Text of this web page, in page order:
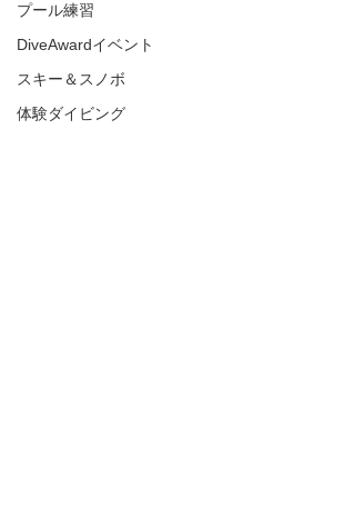
プール練習
DiveAwardイベント
スキー＆スノボ
体験ダイビング